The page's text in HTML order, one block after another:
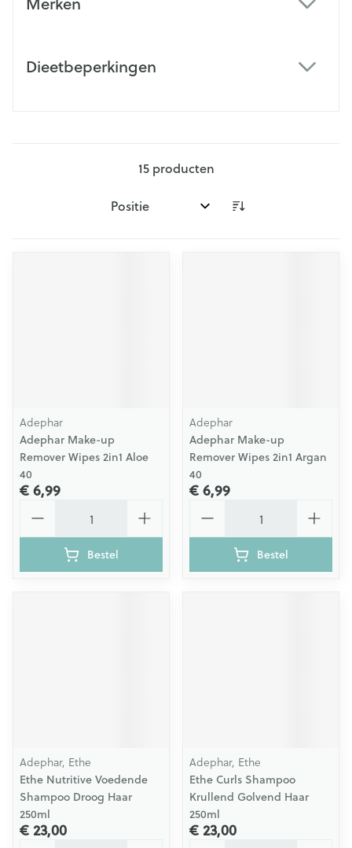
Dieetbeperkingen
15producten
Sorteer op:
Adephar
Adephar Make-up
Remover Wipes 2in1 Aloe
40
€ 6,99
Bestel
Adephar
Adephar Make-up
Remover Wipes 2in1 Argan
40
€ 6,99
Bestel
Adephar, Ethe
Ethe Nutritive Voedende
Shampoo Droog Haar
250ml
€ 23,00
Adephar, Ethe
Ethe Curls Shampoo
Krullend Golvend Haar
250ml
€ 23,00